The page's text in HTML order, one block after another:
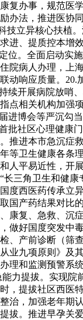
复办事，规范
办法，推进医
立异核心扶
进、提质控本
。全面启动
病人办理，
动响应质量。
开展病院放
点相关机构加
博会等严沉勾
社区心理健
推进本市急沉
等卫生健康各
人平易近性，
三角卫生和健
度西医药传承
国产药结果对
康复、急救、
好国度突发
产前诊断（
业九项原则》
理和监测预警
力提拔。实现
，提拔社区西
治，加强老年
拔。推进早孕